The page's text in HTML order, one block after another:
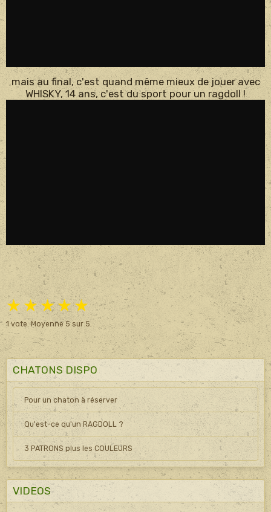
mais au final, c'est quand même mieux de jouer avec
WHISKY, 14 ans, c'est du sport pour un ragdoll !
★ ★★★★
1 vote. Moyenne5sur 5.
CHATONS DISPO
Pour un chaton à réserver
Qu'est-ce qu'un RAGDOLL ?
3 PATRONS plus les COULEURS
VIDEOS